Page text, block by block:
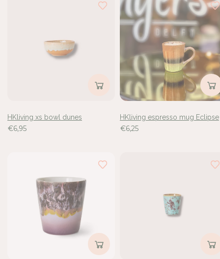
HKliving xs bowl dunes
€6,95
HKliving espresso mug Eclipse
€6,25